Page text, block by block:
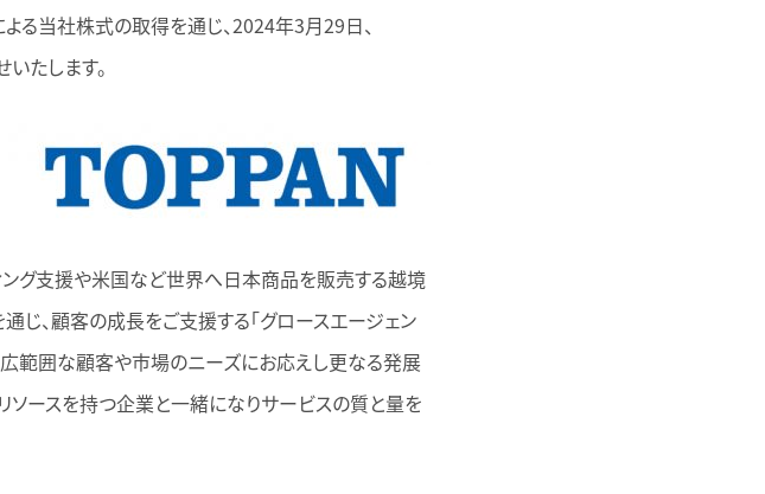
る当社株式の取得を通じ、2024年3月29日、
たします。
グ支援や米国など世界へ日本商品を販売する越境
じ、顧客の成長をご支援する「グロースエージェン
広範囲な顧客や市場のニーズにお応えし更なる発展
ソースを持つ企業と一緒になりサービスの質と量を